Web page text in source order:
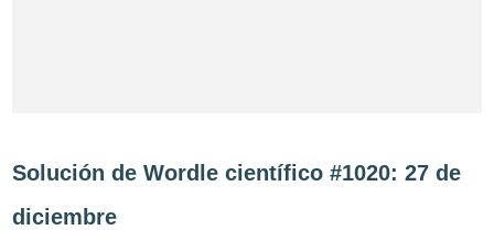
Solución de Wordle científico #1020: 27 de
diciembre